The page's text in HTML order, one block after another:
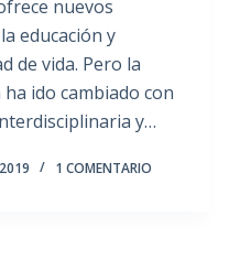
nuevos
educación y
de vida. Pero la
ido cambiado con
y…
1 COMENTARIO